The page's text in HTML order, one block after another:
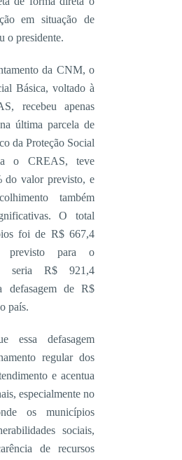
em situação de
o presidente.
da CNM, o
Básica, voltado à
recebeu apenas
última parcela de
da Proteção Social
o CREAS, teve
do valor previsto, e
também
O total
foi de R$ 667,4
previsto para o
seria R$ 921,4
defasagem de R$
país.
essa defasagem
regular dos
e acentua
especialmente no
os municípios
sociais,
de recursos